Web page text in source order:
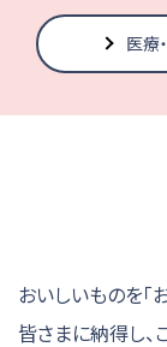
医療
おいしいものを「
皆さまに納得し